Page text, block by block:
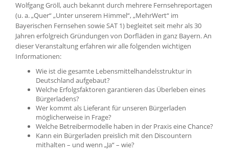
Wolfgang Gröll, auch bekannt durch mehrere Fernsehreportagen
(u. a. „Quer“ „Unter unserem Himmel“, „MehrWert“ im
Bayerischen Fernsehen sowie SAT 1) begleitet seit mehr als 30
Jahren erfolgreich Gründungen von Dorfläden in ganz Bayern. An
dieser Veranstaltung erfahren wir alle folgenden wichtigen
Informationen:
Wie ist die gesamte Lebensmittelhandelsstruktur in
Deutschland aufgebaut?
Welche Erfolgsfaktoren garantieren das Überleben eines
Bürgerladens?
Wer kommt als Lieferant für unseren Bürgerladen
möglicherweise in Frage?
Welche Betreibermodelle haben in der Praxis eine Chance?
Kann ein Bürgerladen preislich mit den Discountern
mithalten – und wenn „Ja“ – wie?